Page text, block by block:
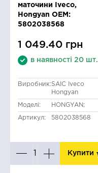
маточини Iveco,
Hongyan OEM:
5802038568
1 049.40 грн
в наявності 20 шт.
Виробник:SAIC Iveco
Hongyan
Моделі: HONGYAN;
Артикул: 5802038568
Купити